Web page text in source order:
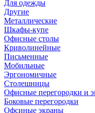
Для одежды
Другие
Металлические
Шкафы-купе
Офисные столы
Криволинейные
Письменные
Мобильные
Эргономичные
Столешницы
Офисные перегородки и
Боковые перегородки
Офсиные экраны